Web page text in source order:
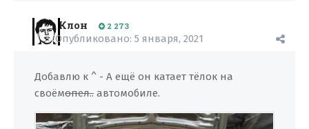
Клон 2 273
Опубликовано: 5 января, 2021
Добавлю к ^ - А ещё он катает тёлок на
своёмопел.. автомобиле.